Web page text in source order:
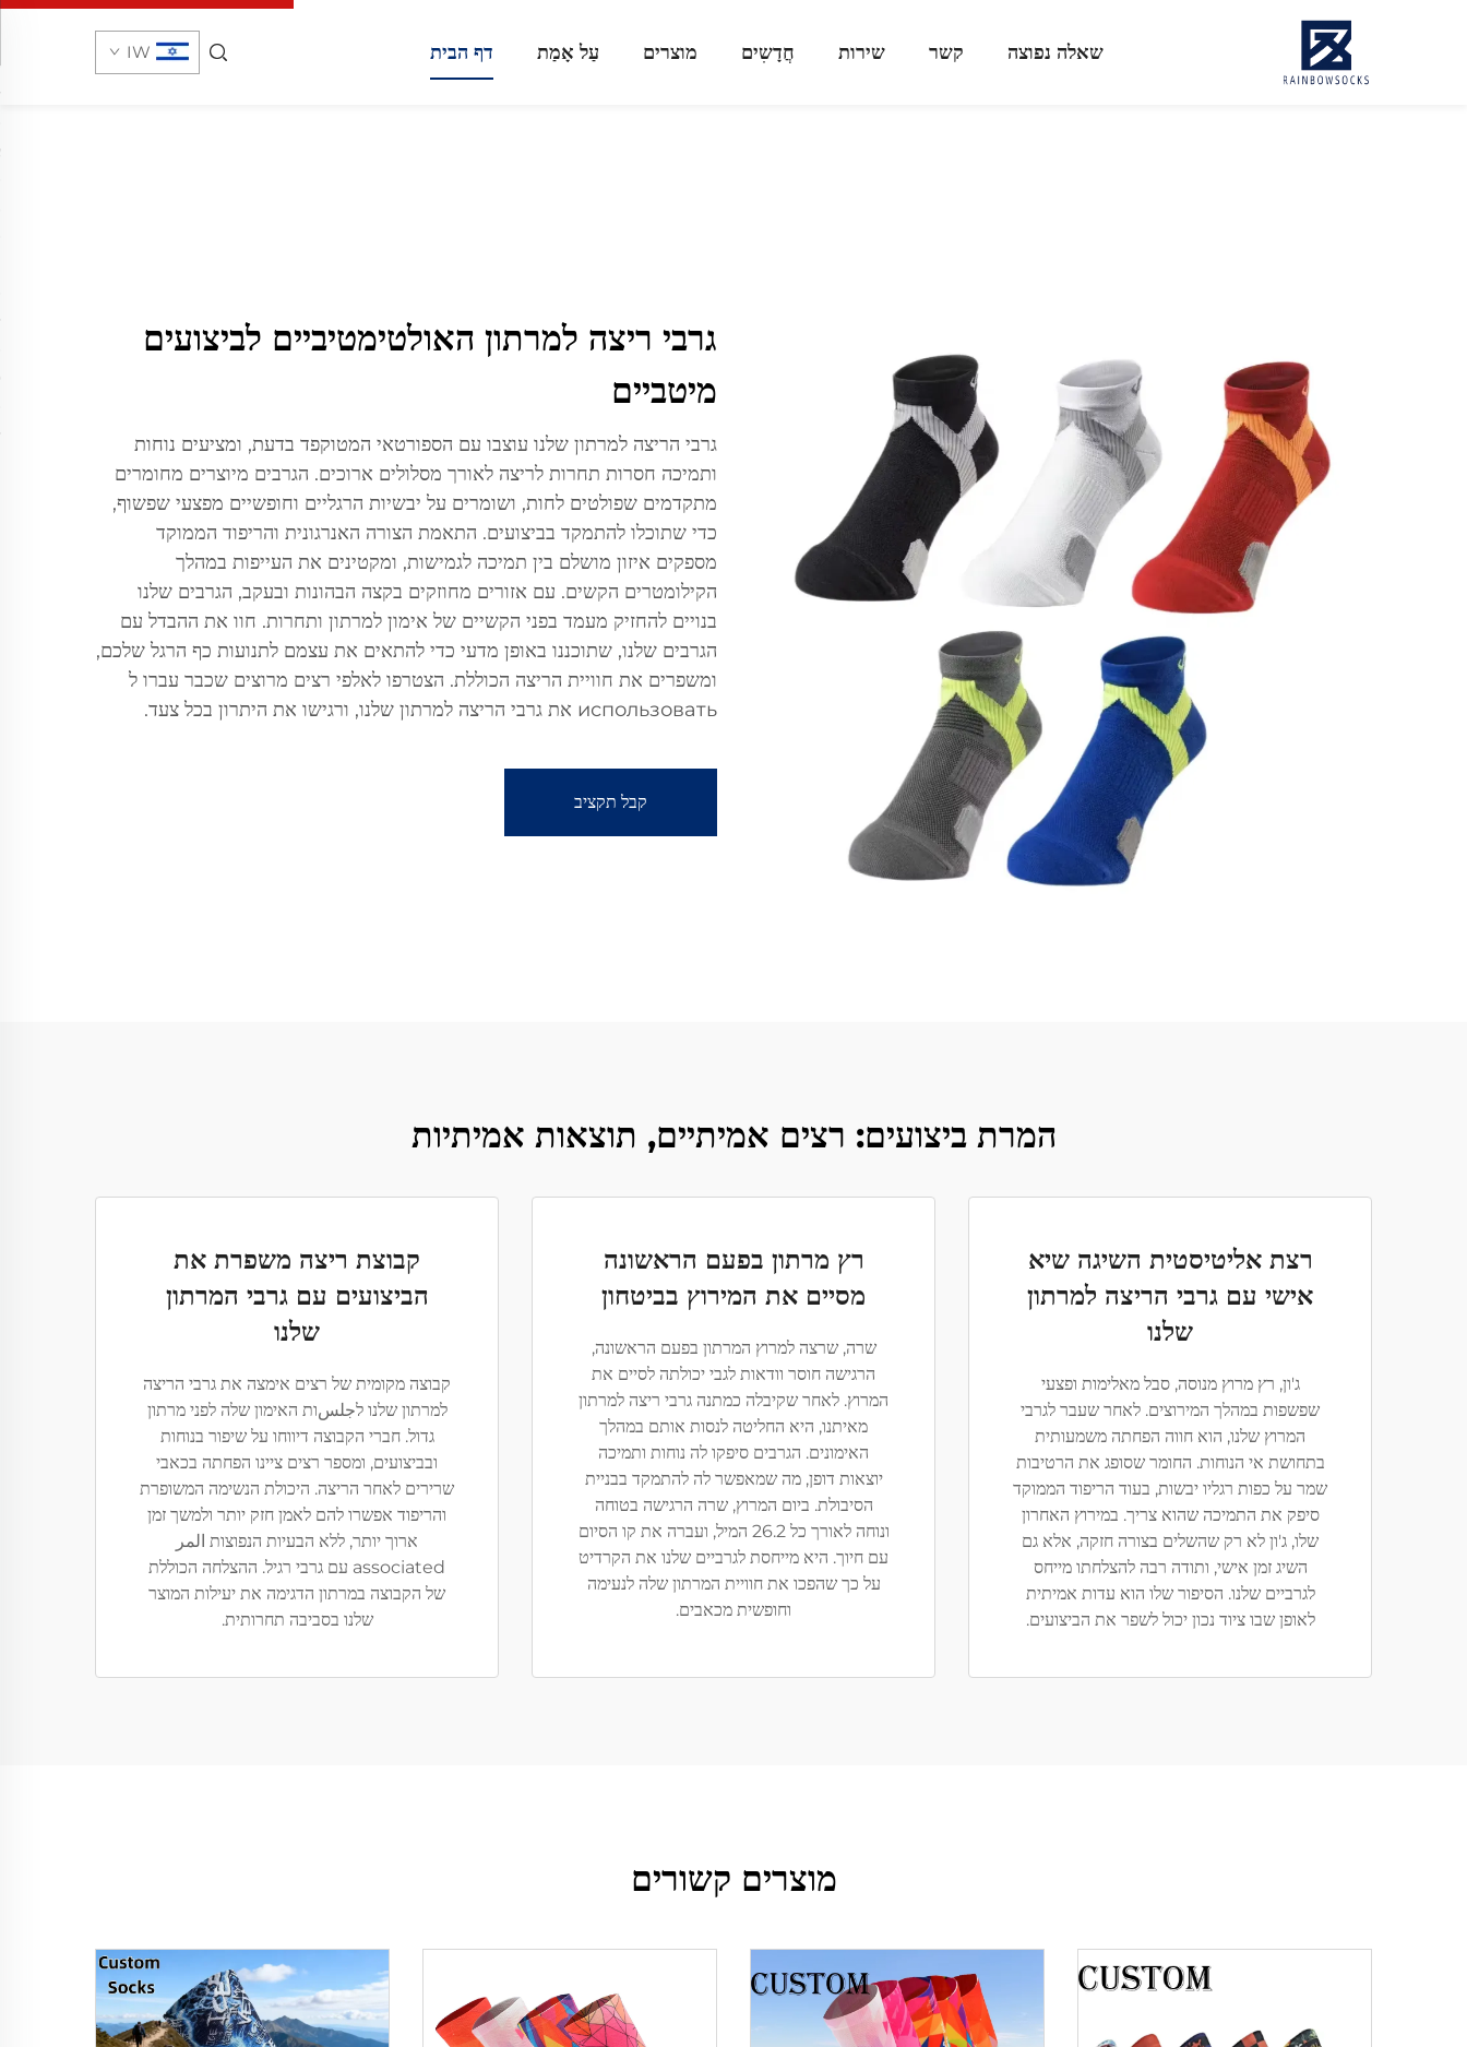
דף הבית עַל אָמַת מוצרים חֲדָשִים שירות קשר שאלה נפוצה IW
גרבי ריצה למרתון האולטימטיביים לביצועים
מיטביים
גרבי הריצה למרתון שלנו עוצבו עם הספורטאי המטוקפד בדעת, ומציעים נוחות
ותמיכה חסרות תחרות לריצה לאורך מסלולים ארוכים. הגרבים מיוצרים מחומרים
מתקדמים שפולטים לחות, ושומרים על יבשיות הרגליים וחופשיים מפצעי שפשוף,
כדי שתוכלו להתמקד בביצועים. התאמת הצורה האנרגונית והריפוד הממוקד
מספקים איזון מושלם בין תמיכה לגמישות, ומקטינים את העייפות במהלך
הקילומטרים הקשים. עם אזורים מחוזקים בקצה הבהונות ובעקב, הגרבים שלנו
בנויים להחזיק מעמד בפני הקשיים של אימון למרתון ותחרות. חוו את ההבדל עם
הגרבים שלנו, שתוכננו באופן מדעי כדי להתאים את עצמם לתנועות כף הרגל שלכם,
ומשפרים את חוויית הריצה הכוללת. הצטרפו לאלפי רצים מרוצים שכבר עברו ל
использовать את גרבי הריצה למרתון שלנו, ורגישו את היתרון בכל צעד.
קבל תקציב
המרת ביצועים: רצים אמיתיים, תוצאות אמיתיות
רצת אליטיסטית השיגה שיא
אישי עם גרבי הריצה למרתון
שלנו
ג'ון, רץ מרוץ מנוסה, סבל מאלימות ופצעי
שפשפות במהלך המירוצים. לאחר שעבר לגרבי
המרוץ שלנו, הוא חווה הפחתה משמעותית
בתחושת אי הנוחות. החומר שסופג את הרטיבות
שמר על כפות רגליו יבשות, בעוד הריפוד הממוקד
סיפק את התמיכה שהוא צריך. במירוץ האחרון
שלו, ג'ון לא רק שהשלים בצורה חזקה, אלא גם
השיג זמן אישי, ותודה רבה להצלחתו מייחס
לגרביים שלנו. הסיפור שלו הוא עדות אמיתית
לאופן שבו ציוד נכון יכול לשפר את הביצועים.
רץ מרתון בפעם הראשונה
מסיים את המירוץ בביטחון
שרה, שרצה למרוץ המרתון בפעם הראשונה,
הרגישה חוסר וודאות לגבי יכולתה לסיים את
המרוץ. לאחר שקיבלה כמתנה גרבי ריצה למרתון
מאיתנו, היא החליטה לנסות אותם במהלך
האימונים. הגרבים סיפקו לה נוחות ותמיכה
יוצאות דופן, מה שמאפשר לה להתמקד בבניית
הסיבולת. ביום המרוץ, שרה הרגישה בטוחה
ונוחה לאורך כל 26.2 המיל, ועברה את קו הסיום
עם חיוך. היא מייחסת לגרביים שלנו את הקרדיט
על כך שהפכו את חוויית המרתון שלה לנעימה
וחופשית מכאבים.
קבוצת ריצה משפרת את
הביצועים עם גרבי המרתון
שלנו
קבוצה מקומית של רצים אימצה את גרבי הריצה
למרתון שלנו לجلسות האימון שלה לפני מרתון
גדול. חברי הקבוצה דיווחו על שיפור בנוחות
ובביצועים, ומספר רצים ציינו הפחתה בכאבי
שרירים לאחר הריצה. היכולת הנשימה המשופרת
והריפוד אפשרו להם לאמן חזק יותר ולמשך זמן
ארוך יותר, ללא הבעיות הנפוצות المر
associated עם גרבי רגיל. ההצלחה הכוללת
של הקבוצה במרתון הדגימה את יעילות המוצר
שלנו בסביבה תחרותית.
מוצרים קשורים